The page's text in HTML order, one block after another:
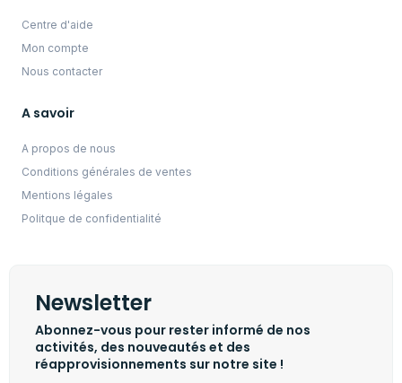
Centre d'aide
Mon compte
Nous contacter
A savoir
A propos de nous
Conditions générales de ventes
Mentions légales
Politque de confidentialité
Newsletter
Abonnez-vous pour rester informé de nos
activités, des nouveautés et des
réapprovisionnements sur notre site !